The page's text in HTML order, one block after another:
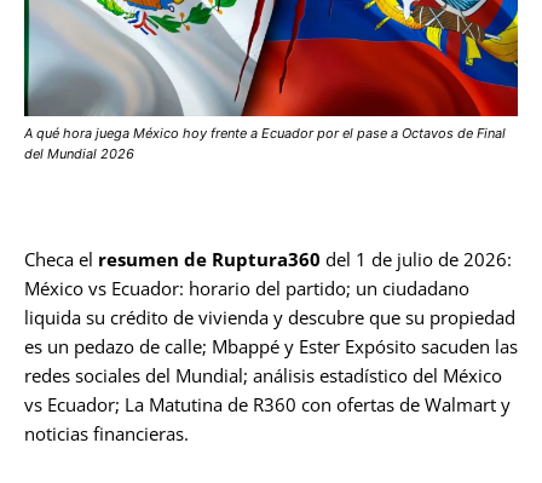
A qué hora juega México hoy frente a Ecuador por el pase a Octavos de Final
del Mundial 2026
Checa el resumen de Ruptura360 del 1 de julio de 2026:
México vs Ecuador: horario del partido; un ciudadano
liquida su crédito de vivienda y descubre que su propiedad
es un pedazo de calle; Mbappé y Ester Expósito sacuden las
redes sociales del Mundial; análisis estadístico del México
vs Ecuador; La Matutina de R360 con ofertas de Walmart y
noticias financieras.